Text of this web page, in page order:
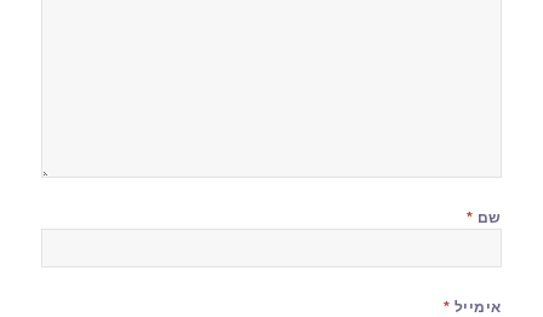
שם *
אימייל *